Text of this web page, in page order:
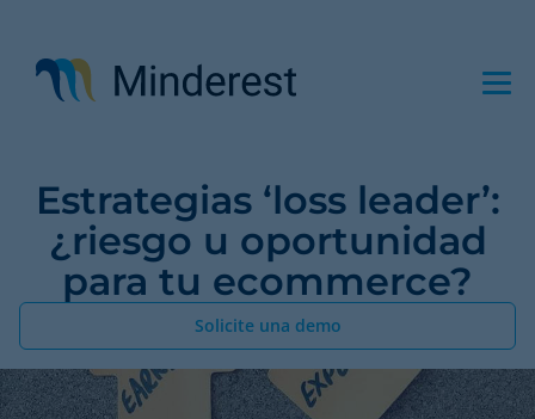
contenido
principal
Estrategias ‘loss leader’:
¿riesgo u oportunidad
para tu ecommerce?
Solicite una demo